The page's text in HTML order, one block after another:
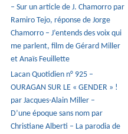
– Sur un article de J. Chamorro par
Ramiro Tejo, réponse de Jorge
Chamorro – J’entends des voix qui
me parlent, film de Gérard Miller
et Anaïs Feuillette
Lacan Quotidien n° 925 –
OURAGAN SUR LE « GENDER » !
par Jacques-Alain Miller –
D’une époque sans nom par
Christiane Alberti – La parodia de